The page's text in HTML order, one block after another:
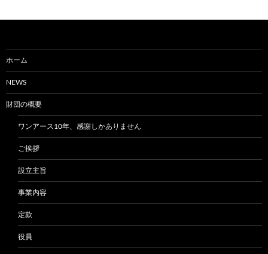
ホーム
NEWS
財団の概要
ワンアース10年、感謝しかありません
ご挨拶
設立主旨
事業内容
定款
役員